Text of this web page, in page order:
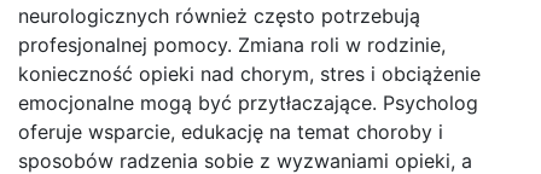
neurologicznych również często potrzebują
profesjonalnej pomocy. Zmiana roli w rodzinie,
konieczność opieki nad chorym, stres i obciążenie
emocjonalne mogą być przytłaczające. Psycholog
oferuje wsparcie, edukację na temat choroby i
sposobów radzenia sobie z wyzwaniami opieki, a